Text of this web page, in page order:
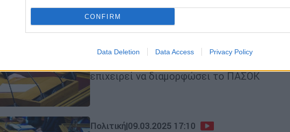
CONFIRM
Data Deletion Data Access Privacy Policy
Σταθερό στις θεσμικές αλλαγές
και τις μεταρρυθμίσεις το ΠΑΣΟΚ:
Στο επίκεντρο δημόσια διοίκηση
και στεγαστική πολιτική
επιχειρεί να διαμορφώσει το ΠΑΣΟΚ
Πολιτική|09.03.2025 17:10